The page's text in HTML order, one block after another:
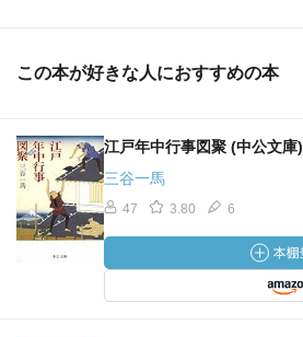
この本が好きな人におすすめの本
江戸年中行事図聚 (中公文庫)
三谷一馬
47 3.80 6